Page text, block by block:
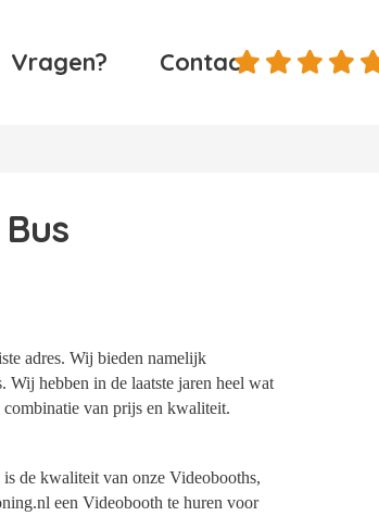
Vragen? Contact
adres. Wij bieden namelijk
Wij hebben in de laatste jaren heel wat
van prijs en kwaliteit.
de kwaliteit van onze Videobooths,
een Videobooth te huren voor